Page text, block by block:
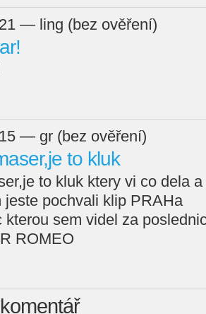
— ling (bez ověření)
— gr (bez ověření)
to kluk
to kluk ktery vi co dela
jeste pochvali klip PRAHa
kterou sem videl za
ROMEO